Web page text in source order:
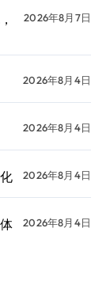
2026年8月7日
2026年8月4日
2026年8月4日
2026年8月4日
2026年8月4日